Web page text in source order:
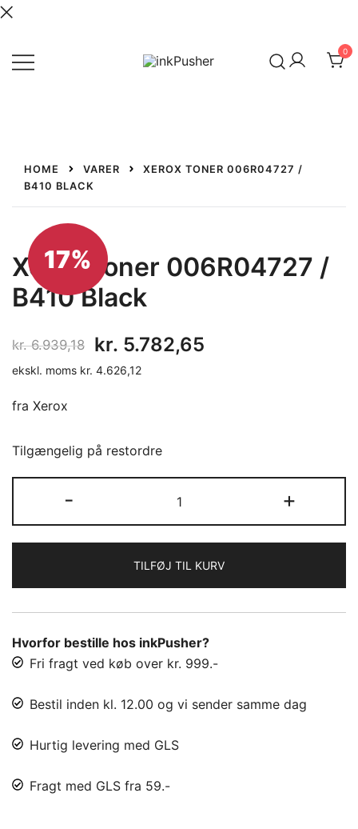
indhold
0
HOME VARER
XEROX TONER 006R04727 /
B410 BLACK
17%
Xerox Toner 006R04727 /
B410 Black
kr.6.939,18
Den
oprindelige
var:
kr. 6.939,18.
kr. 5.782,65
kr. 5.782,65.
ekskl. moms kr. 4.626,12
fra Xerox
Tilgængelig på restordre
-
Toner
006R04727
B410
Black
antal
+
TILFØJ TIL KURV
Hvorfor bestille hos inkPusher?
Fri fragt ved køb over kr. 999.-
Bestil inden kl. 12.00 og vi sender samme dag
Hurtig levering med GLS
Fragt med GLS fra 59.-